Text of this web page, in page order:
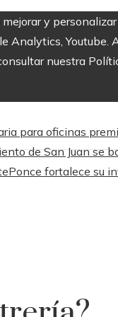
y
Analytics,
nuestra
para oficinas
de San Juan se
Ponce fortalece su